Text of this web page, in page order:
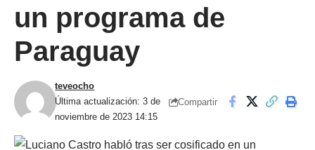
un programa de
Paraguay
Última actualización: 3 de
noviembre de 2023 14:15
teveocho
Compartir